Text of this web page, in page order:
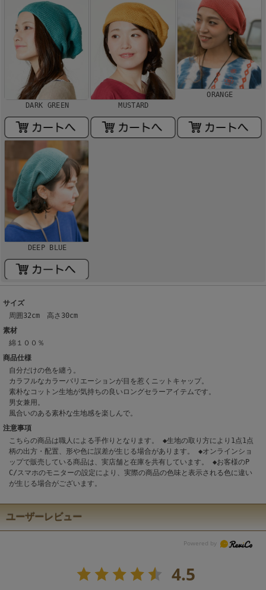
DARK GREEN MUSTARD
ORANGE
DEEP BLUE
サイズ
周囲32cm 高さ30cm
素材
綿１００％
商品仕様
自分だけの色を纏う。
カラフルなカラーバリエーションが目を惹くニットキャップ。
素朴なコットン生地が気持ちの良いロングセラーアイテムです。
男女兼用。
風合いのある素朴な生地感を楽しんで。
注意事項
こちらの商品は職人による手作りとなります。 ◆生地の取り方により1点1点
柄の出方・配置、形や色に誤差が生じる場合があります。 ◆オンラインショ
ップで販売している商品は、実店舗と在庫を共有しています。 ◆お客様のP
C/スマホのモニターの設定により、実際の商品の色味と表示される色に違い
が生じる場合がございます。
ユーザーレビュー
4.5